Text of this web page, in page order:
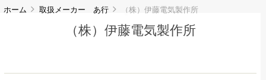
ホーム 取扱メーカー あ行 （株）伊藤電気製作所
（株）伊藤電気製作所